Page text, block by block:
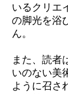
いるクリエ
の脚光を浴
ん。
また、読者
いのない美
ように召さ